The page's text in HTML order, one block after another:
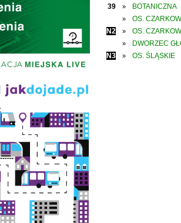
39
» BOTANICZNA
»
OS.
N2
» OS.
»
DWORZEC
N3
» OS. ŚLĄSKIE